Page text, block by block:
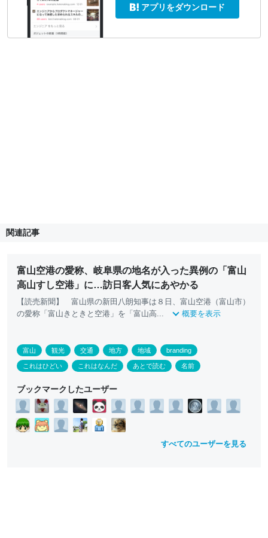
アプリをダウンロード
関連記事
富山空港の愛称、岐阜県の地名が入った異例の「富山
高山すし空港」に…訪日客人気にあやかる
【読売新聞】 富山県の新田八朗知事は８日、富山空港（富山市）
の愛称「富山きときと空港」を「富山高...
概要を表示
富山 観光 交通 地方 地域 branding
これはひどい これはなんだ あとで読む 名前
ブックマークしたユーザー
すべてのユーザーを見る